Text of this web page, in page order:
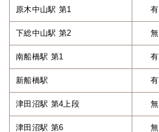
原木中山駅 第1 有
下総中山駅 第2 無
南船橋駅 第1 有
新船橋駅 有
津田沼駅 第4上段 無
津田沼駅 第6 無